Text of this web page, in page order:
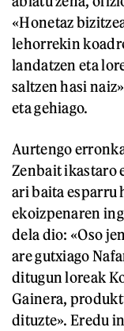
«Honetaz
lehorrekin
landatzen eta
saltzen hasi
eta gehiago.
Aurtengo
Zenbait ikastaro
ari baita esparru
ekoizpenaren
dela dio: «Oso
are gutxiago
ditugun loreak
Gainera,
dituzte». Eredu